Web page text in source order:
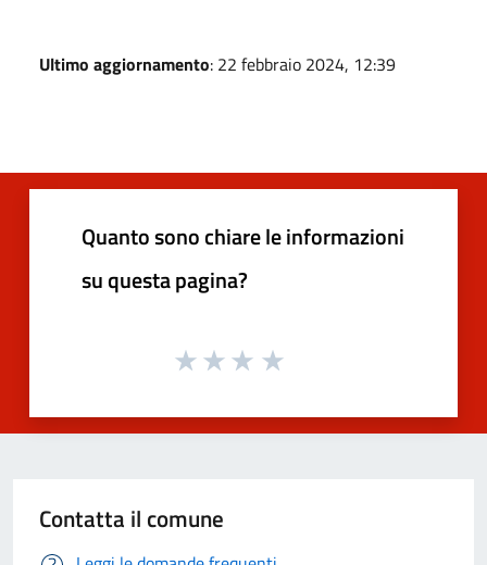
Ultimo aggiornamento: 22 febbraio 2024, 12:39
Quanto sono chiare le informazioni
su questa pagina?
Contatta il comune